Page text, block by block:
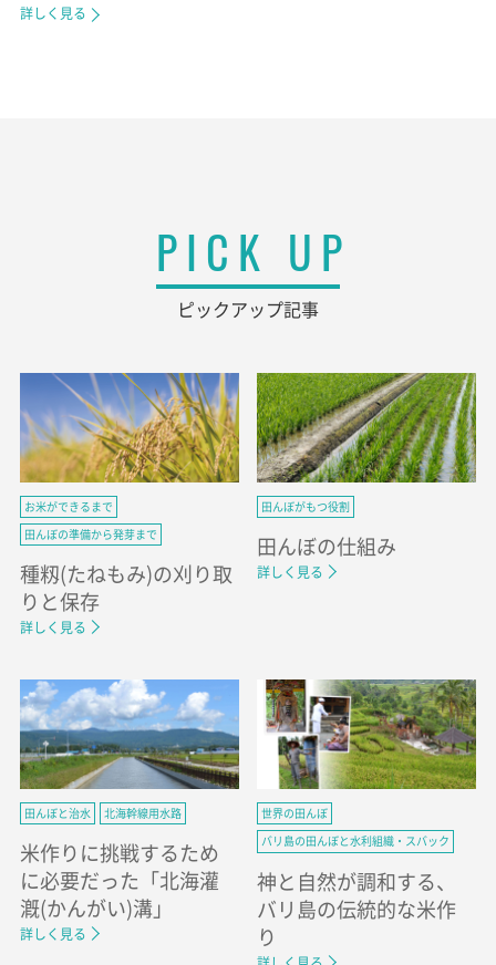
詳しく見る
PICK UP
ピックアップ記事
お米ができるまで
田んぼの準備から発芽まで
種籾(たねもみ)の刈り取
りと保存
詳しく見る
田んぼがもつ役割
田んぼの仕組み
詳しく見る
田んぼと治水 北海幹線用水路
米作りに挑戦するため
に必要だった「北海灌
漑(かんがい)溝」
詳しく見る
世界の田んぼ
バリ島の田んぼと水利組織・スバック
神と自然が調和する、
バリ島の伝統的な米作
り